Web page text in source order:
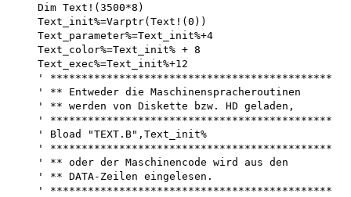
    Dim Text!(3500*8)
    Text_init%=Varptr(Text!(0))
    Text_parameter%=Text_init%+4
    Text_color%=Text_init% + 8
    Text_exec%=Text_init%+12
    ' *********************************************
    ' ** Entweder die Maschinenspracheroutinen
    ' ** werden von Diskette bzw. HD geladen,
    ' *********************************************
    ' Bload "TEXT.B",Text_init%
    ' *********************************************
    ' ** oder der Maschinencode wird aus den
    ' ** DATA-Zeilen eingelesen.
    ' *********************************************